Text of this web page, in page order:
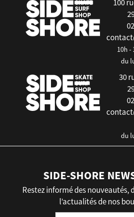
100
10h -
du
30
du
SIDE-SHORE
Restez informé des nouveautés,
l’actualités de nos